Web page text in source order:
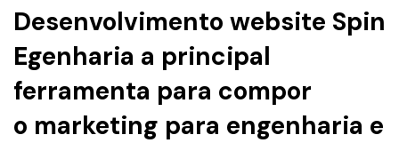
Desenvolvimento website Spin
Egenharia a principal
ferramenta para compor
o marketing para engenharia e